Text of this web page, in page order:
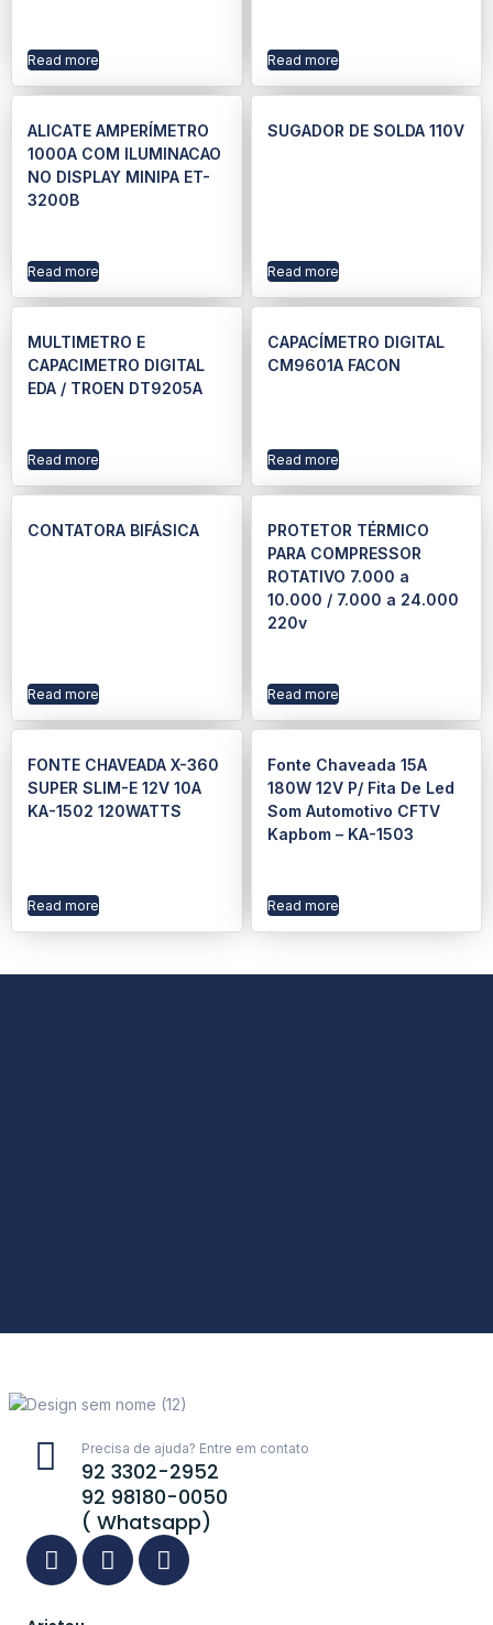
Read more Read more
ALICATE AMPERÍMETRO
1000A COM ILUMINACAO
NO DISPLAY MINIPA ET-
3200B
Read more
SUGADOR DE SOLDA 110V
Read more
MULTIMETRO E
CAPACIMETRO DIGITAL
EDA / TROEN DT9205A
Read more
CAPACÍMETRO DIGITAL
CM9601A FACON
Read more
CONTATORA BIFÁSICA
Read more
PROTETOR TÉRMICO
PARA COMPRESSOR
ROTATIVO 7.000 a
10.000 / 7.000 a 24.000
220v
Read more
FONTE CHAVEADA X-360
SUPER SLIM-E 12V 10A
KA-1502 120WATTS
Read more
Fonte Chaveada 15A
180W 12V P/ Fita De Led
Som Automotivo CFTV
Kapbom – KA-1503
Read more
Precisa de ajuda? Entre em contato
92 3302-2952
92 98180-0050
( Whatsapp)